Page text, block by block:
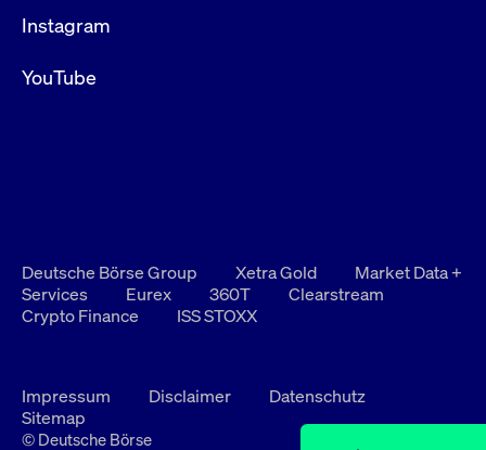
Instagram
YouTube
Deutsche Börse Group Xetra Gold
Market Data +
Services
Eurex 360T
Clearstream
Crypto Finance
ISS STOXX
Impressum Disclaimer
Datenschutz
Sitemap
© Deutsche Börse